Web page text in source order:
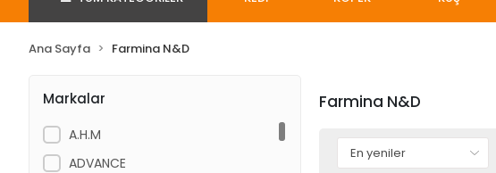
Ana Sayfa Farmina N&D
Markalar
A.H.M
ADVANCE
Farmina N&D